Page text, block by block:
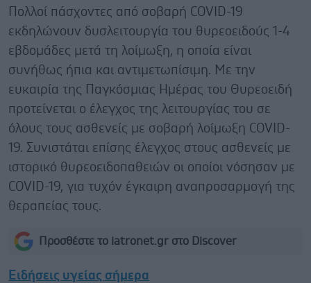
Πολλοί πάσχοντες από σοβαρή COVID-19
εκδηλώνουν δυσλειτουργία του θυρεοειδούς 1-4
εβδομάδες μετά τη λοίμωξη, η οποία είναι
συνήθως ήπια και αντιμετωπίσιμη. Με την
ευκαιρία της Παγκόσμιας Ημέρας του Θυρεοειδή
προτείνεται ο έλεγχος της λειτουργίας του σε
όλους τους ασθενείς με σοβαρή λοίμωξη COVID-
19. Συνιστάται επίσης έλεγχος στους ασθενείς με
ιστορικό θυρεοειδοπαθειών οι οποίοι νόσησαν με
COVID-19, για τυχόν έγκαιρη αναπροσαρμογή της
θεραπείας τους.
Προσθέστε το iatronet.gr στο Discover
Ειδήσεις υγείας σήμερα